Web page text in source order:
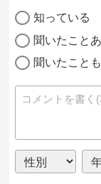
知っている
聞いたこと
聞いたこと